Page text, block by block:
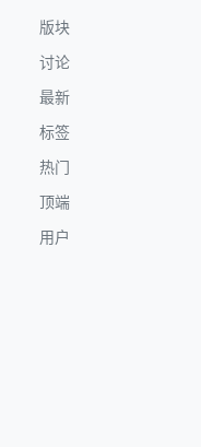
版块
讨论
最新
标签
热门
顶端
用户